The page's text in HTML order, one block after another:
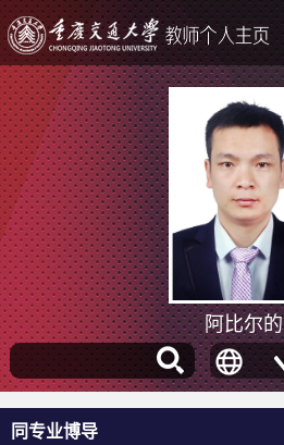
阿比尔的
同专业博导